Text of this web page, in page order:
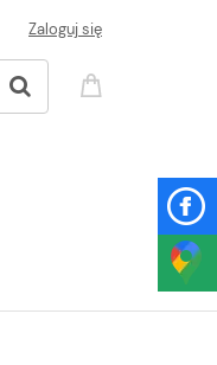
Zaloguj się